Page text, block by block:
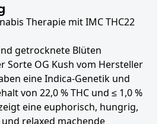
Therapie mit IMC THC22
getrocknete Blüten
Sorte OG Kush vom Hersteller
eine Indica-Genetik und
von 22,0 % THC und ≤ 1,0 %
eine euphorisch, hungrig,
relaxed machende